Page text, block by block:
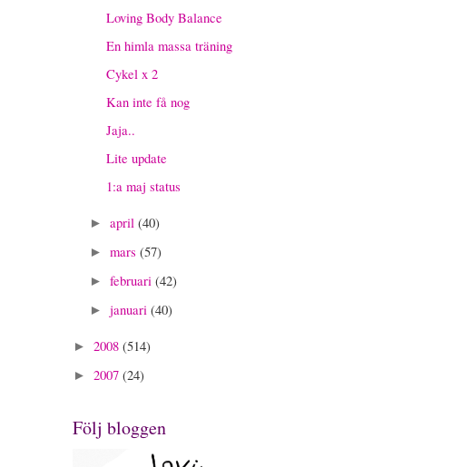
Loving Body Balance
En himla massa träning
Cykel x 2
Kan inte få nog
Jaja..
Lite update
1:a maj status
► april (40)
► mars (57)
► februari (42)
► januari (40)
► 2008 (514)
► 2007 (24)
Följ bloggen